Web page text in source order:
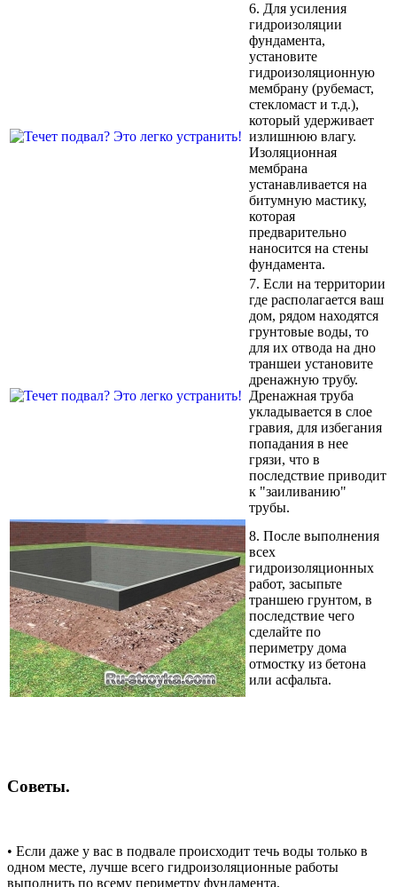
6. Для усиления
гидроизоляции
фундамента,
установите
гидроизоляционную
мембрану (рубемаст,
стекломаст и т.д.),
который удерживает
излишнюю влагу.
Изоляционная
мембрана
устанавливается на
битумную мастику,
которая
предварительно
наносится на стены
фундамента.
7. Если на территории
где располагается ваш
дом, рядом находятся
грунтовые воды, то
для их отвода на дно
траншеи установите
дренажную трубу.
Дренажная труба
укладывается в слое
гравия, для избегания
попадания в нее
грязи, что в
последствие приводит
к "заиливанию"
трубы.
8. После выполнения
всех
гидроизоляционных
работ, засыпьте
траншею грунтом, в
последствие чего
сделайте по
периметру дома
отмостку из бетона
или асфальта.
Советы.
• Если даже у вас в подвале происходит течь воды только в
одном месте, лучше всего гидроизоляционные работы
выполнить по всему периметру фундамента.